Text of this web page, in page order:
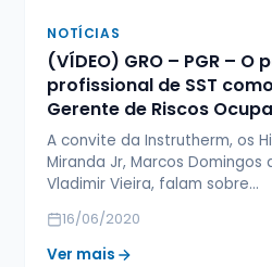
NOTÍCIAS
(VÍDEO) GRO – PGR – O
profissional de SST
Gerente de Riscos
A convite da Instrutherm, os
Miranda Jr, Marcos Domingos
Vladimir Vieira, falam sobre…
16/06/2020
Ver mais